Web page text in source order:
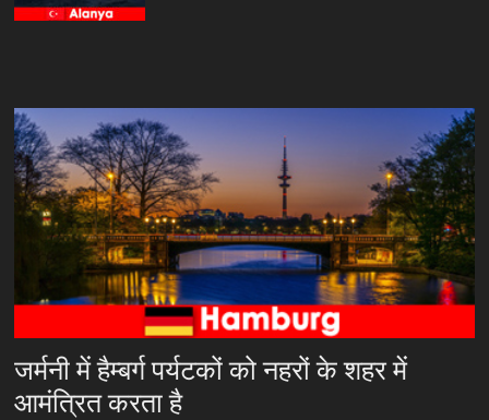
जर्मनी में हैम्बर्ग पर्यटकों को नहरों के शहर में
आमंत्रित करता है